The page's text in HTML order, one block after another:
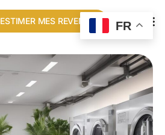
ESTIMER MES REVENUS FR